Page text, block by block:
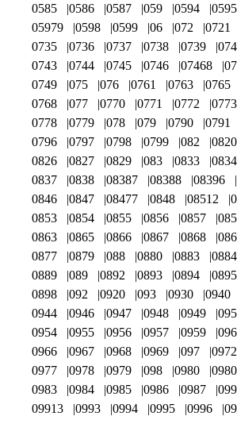
0585
0586 0587 059 0594 0595
05979
0598 0599 06 072 0721
0735
0736 0737 0738 0739
0743
0744 0745 0746 07468
0749
075 076 0761 0763 0765
0768
077 0770 0771 0772 0773
0778
0779 078 079 0790 0791
0796
0797 0798 0799 082 0820
0826
0827 0829 083 0833 0834
0837
0838 08387 08388 08396
0846
0847 08477 0848 08512
0853
0854 0855 0856 0857
0863
0865 0866 0867 0868
0877
0879 088 0880 0883 0884
0889
089 0892 0893 0894 0895
0898
092 0920 093 0930 0940
0944
0946 0947 0948 0949 095
0954
0955 0956 0957 0959 096
0966
0967 0968 0969 097 0972
0977
0978 0979 098 0980
0983
0984 0985 0986 0987 099
09913
0993 0994 0995 0996